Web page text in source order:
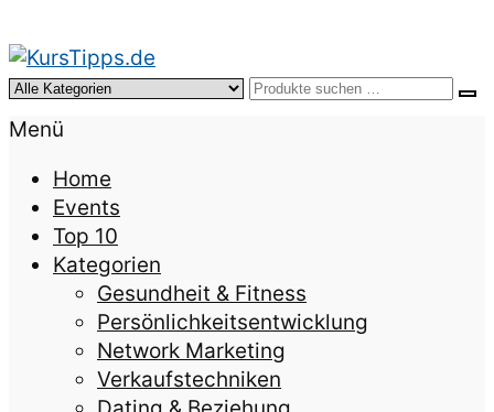
KursTipps.de
Weil Weiterbildung die beste Investition für mehr
Lebensqualität ist.
Menü
Home
Events
Top 10
Kategorien
Gesundheit & Fitness
Persönlichkeitsentwicklung
Network Marketing
Verkaufstechniken